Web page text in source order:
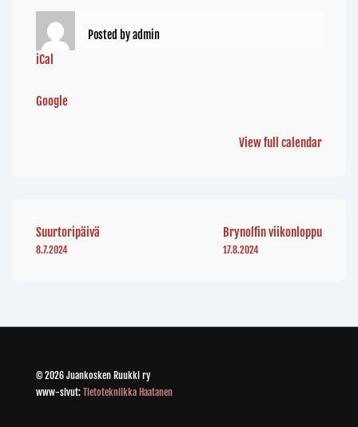
Posted byadmin
iCal
Google
View full calendar
Suurtoripäivä
8.7.2024
Brynolfin viikonloppu
17.8.2024
© 2026 Juankosken Ruukki ry
www-sivut: Tietotekniikka Haatanen